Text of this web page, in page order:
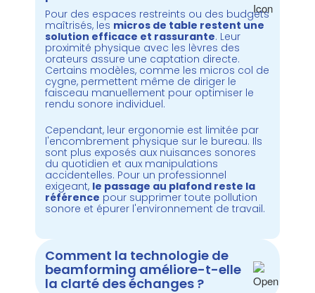
Pour des espaces restreints ou des budgets
maîtrisés, les micros de table restent une
solution efficace et rassurante. Leur
proximité physique avec les lèvres des
orateurs assure une captation directe.
Certains modèles, comme les micros col de
cygne, permettent même de diriger le
faisceau manuellement pour optimiser le
rendu sonore individuel.
Cependant, leur ergonomie est limitée par
l'encombrement physique sur le bureau. Ils
sont plus exposés aux nuisances sonores
du quotidien et aux manipulations
accidentelles. Pour un professionnel
exigeant, le passage au plafond reste la
référence pour supprimer toute pollution
sonore et épurer l'environnement de travail.
Comment la technologie de
beamforming améliore-t-elle
la clarté des échanges ?